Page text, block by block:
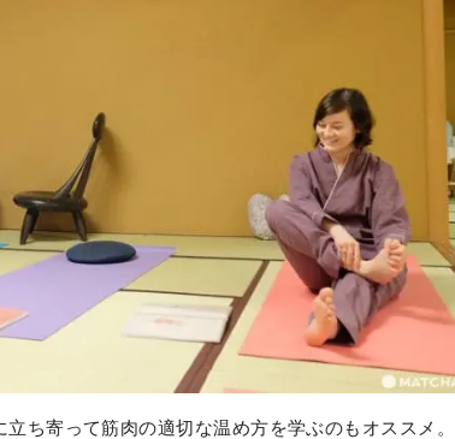
立ち寄って筋肉の適切な温め方を学ぶのもオススメ。